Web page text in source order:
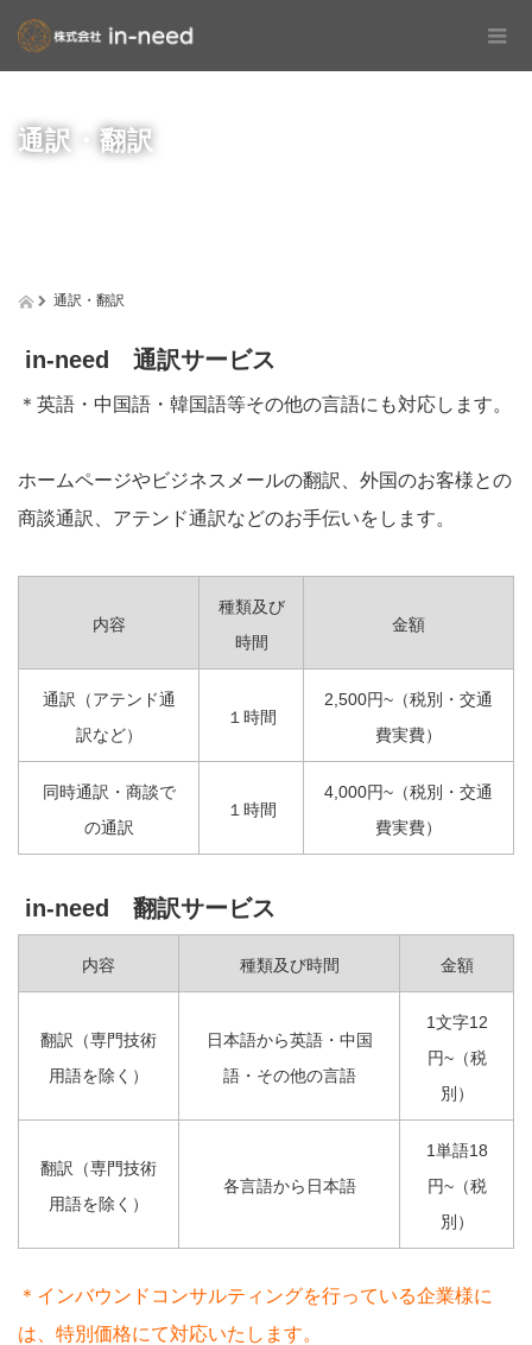
通訳・翻訳
通訳・翻訳
in-need 通訳サービス
＊英語・中国語・韓国語等その他の言語にも対応します。
ホームページやビジネスメールの翻訳、外国のお客様との
商談通訳、アテンド通訳などのお手伝いをします。
内容
種類及び
時間
金額
通訳（アテンド通
訳など）
１時間
2,500円~（税別・交通
費実費）
同時通訳・商談で
の通訳
１時間
4,000円~（税別・交通
費実費）
in-need 翻訳サービス
内容 種類及び時間 金額
翻訳（専門技術
用語を除く）
日本語から英語・中国
語・その他の言語
1文字12
円~（税
別）
翻訳（専門技術
用語を除く）
各言語から日本語
1単語18
円~（税
別）
＊インバウンドコンサルティングを行っている企業様に
は、特別価格にて対応いたします。